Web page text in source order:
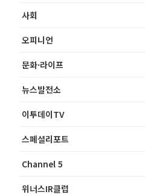
사회
오피니언
문화·라이프
뉴스발전소
이투데이TV
스페셜리포트
Channel 5
위너스IR클럽